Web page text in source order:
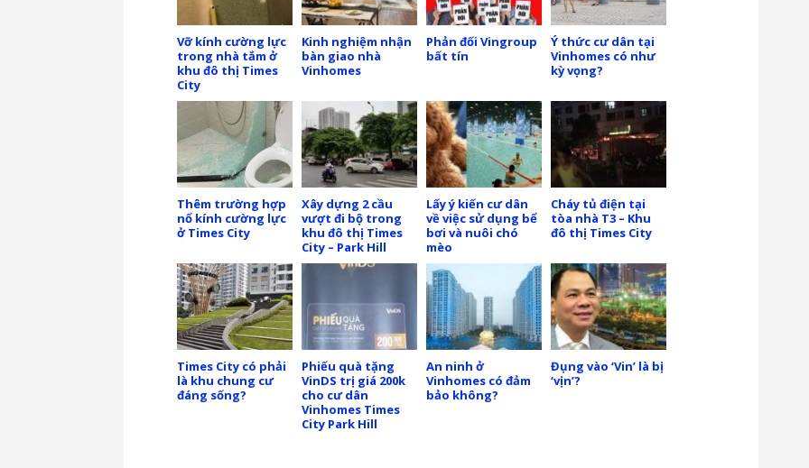
Vỡ kính cường lực
trong nhà tắm ở
khu đô thị Times
City
Kinh nghiệm nhận
bàn giao nhà
Vinhomes
Phản đối Vingroup
bất tín
Ý thức cư dân tại
Vinhomes có như
kỳ vọng?
Thêm trường hợp
nổ kính cường lực
ở Times City
Xây dựng 2 cầu
vượt đi bộ trong
khu đô thị Times
City – Park Hill
Lấy ý kiến cư dân
về việc sử dụng bể
bơi và nuôi chó
mèo
Cháy tủ điện tại
tòa nhà T3 – Khu
đô thị Times City
Times City có phải
là khu chung cư
đáng sống?
Phiếu quà tặng
VinDS trị giá 200k
cho cư dân
Vinhomes Times
City Park Hill
An ninh ở
Vinhomes có đảm
bảo không?
Đụng vào ‘Vin’ là bị
‘vịn’?